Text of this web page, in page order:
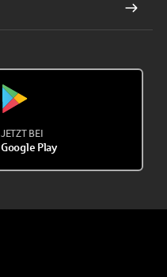
JETZT BEI
Google Play